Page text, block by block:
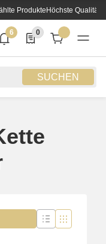
ProdukteHöchste Qualität
SUCHEN
6
6 neue Notifizierungen
0
0 Produkte in der